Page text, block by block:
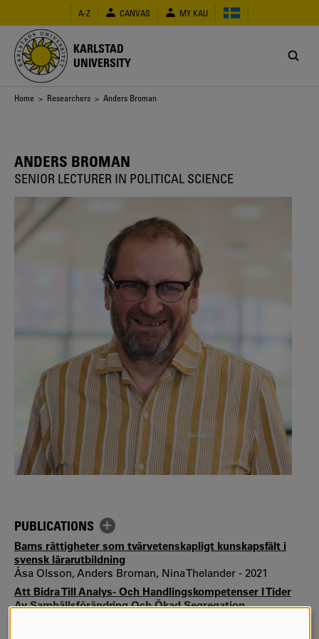
main
content
A-Z CANVAS MY KAU
KARLSTAD
UNIVERSITY
Breadcrumb
Home > Researchers > Anders Broman
ANDERS BROMAN
SENIOR LECTURER IN POLITICAL SCIENCE
PUBLICATIONS
Barns rättigheter som tvärvetenskapligt kunskapsfält i
svensk lärarutbildning
Åsa Olsson, Anders Broman, Nina Thelander - 2021
Att Bidra Till Analys- Och Handlingskompetenser I Tider
Av Samhällsförändring Och Ökad Segregation